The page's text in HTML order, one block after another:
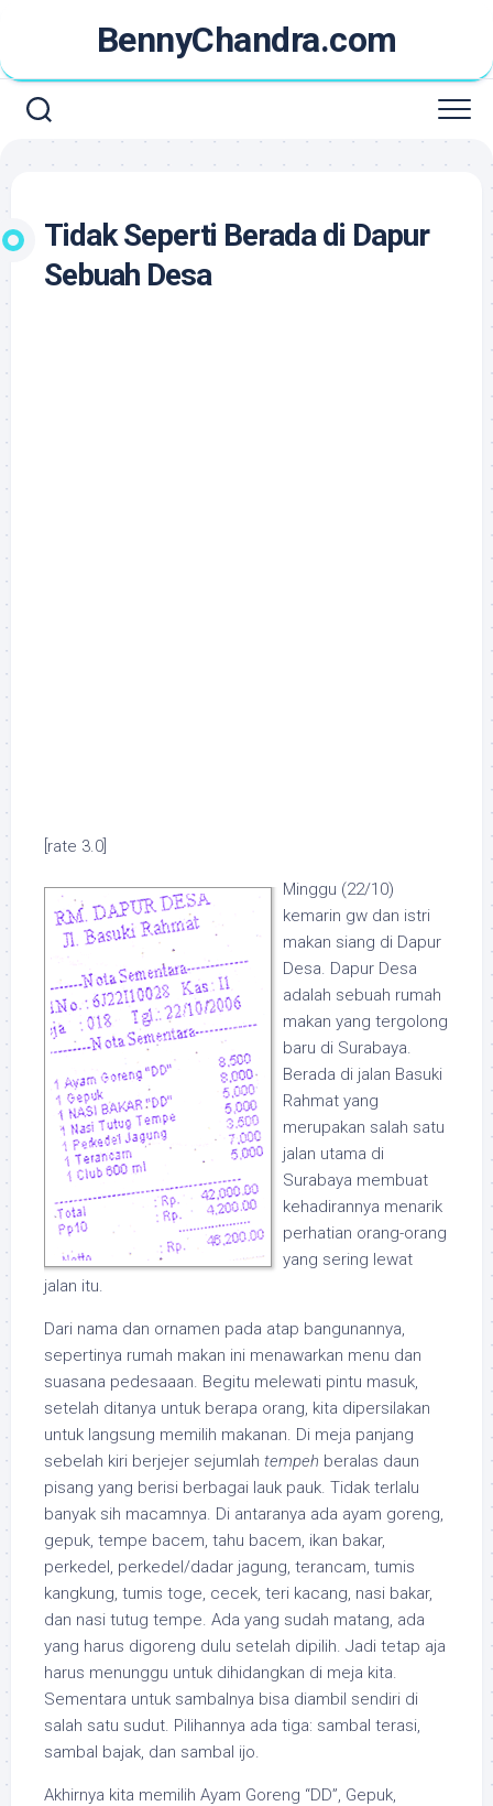
content
BennyChandra.com
Tidak Seperti Berada di Dapur
Sebuah Desa
[rate 3.0]
Minggu (22/10)
kemarin gw dan istri
makan siang di Dapur
Desa. Dapur Desa
adalah sebuah rumah
makan yang tergolong
baru di Surabaya.
Berada di jalan Basuki
Rahmat yang
merupakan salah satu
jalan utama di
Surabaya membuat
kehadirannya menarik
perhatian orang-orang
yang sering lewat
jalan itu.
Dari nama dan ornamen pada atap bangunannya,
sepertinya rumah makan ini menawarkan menu dan
suasana pedesaaan. Begitu melewati pintu masuk,
setelah ditanya untuk berapa orang, kita dipersilakan
untuk langsung memilih makanan. Di meja panjang
sebelah kiri berjejer sejumlah tempeh beralas daun
pisang yang berisi berbagai lauk pauk. Tidak terlalu
banyak sih macamnya. Di antaranya ada ayam goreng,
gepuk, tempe bacem, tahu bacem, ikan bakar,
perkedel, perkedel/dadar jagung, terancam, tumis
kangkung, tumis toge, cecek, teri kacang, nasi bakar,
dan nasi tutug tempe. Ada yang sudah matang, ada
yang harus digoreng dulu setelah dipilih. Jadi tetap aja
harus menunggu untuk dihidangkan di meja kita.
Sementara untuk sambalnya bisa diambil sendiri di
salah satu sudut. Pilihannya ada tiga: sambal terasi,
sambal bajak, dan sambal ijo.
Akhirnya kita memilih Ayam Goreng “DD”, Gepuk,